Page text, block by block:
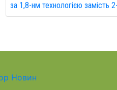
за 1,8-нм технологією замість
Новин